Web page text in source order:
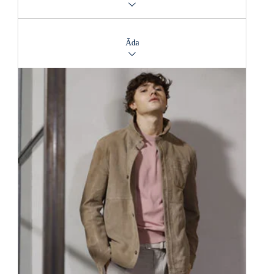
izsmalcināts un mūsdienīgs. Arvien kaut kas jauns.
Āda